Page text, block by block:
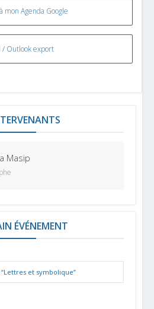
mon Agenda Google
/ Outlook export
Masip
ÉVÉNEMENT
“Lettres et symbolique”